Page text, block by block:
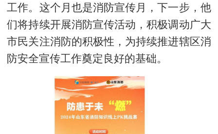
工作。这个月也是消防宣传月，下一步，他
们将持续开展消防宣传活动，积极调动广大
市民关注消防的积极性，为持续推进辖区消
防安全宣传工作奠定良好的基础。